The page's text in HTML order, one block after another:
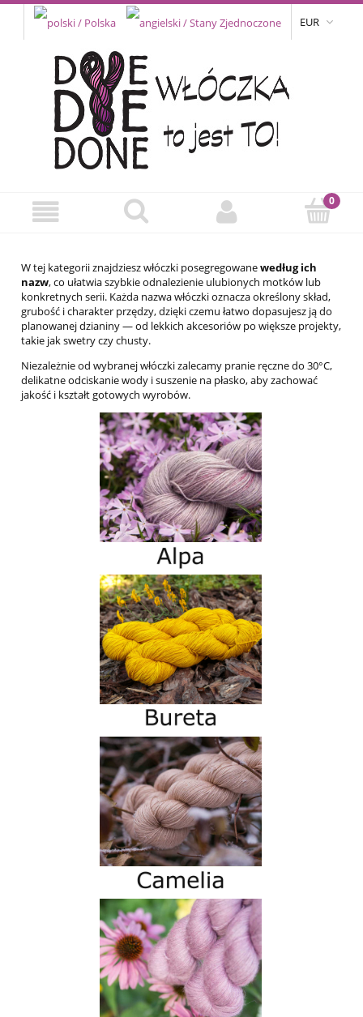
EUR
W tej kategorii znajdziesz włóczki posegregowanewedług ich
nazw, co ułatwia szybkie odnalezienie ulubionych motków lub
konkretnych serii. Każda nazwa włóczki oznacza określony skład,
grubość i charakter przędzy, dzięki czemu łatwo dopasujesz ją do
planowanej dzianiny — od lekkich akcesoriów po większe projekty,
takie jak swetry czy chusty.
Niezależnie od wybranej włóczki zalecamy pranie ręczne do 30°C,
delikatne odciskanie wody i suszenie na płasko, aby zachować
jakość i kształt gotowych wyrobów.